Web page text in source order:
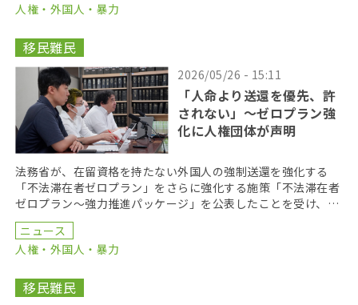
人権・外国人・暴力
移民難民
2026/05/26 - 15:11
「人命より送還を優先、許
されない」〜ゼロプラン強
化に人権団体が声明
法務省が、在留資格を持たない外国人の強制送還を強化する
「不法滞在者ゼロプラン」をさらに強化する施策「不法滞在者
ゼロプラン〜強力推進パッケージ」を公表したことを受け、外
国人の人権問題に取り組む団体などでつくる「入管の民族差
[…]
ニュース
人権・外国人・暴力
移民難民